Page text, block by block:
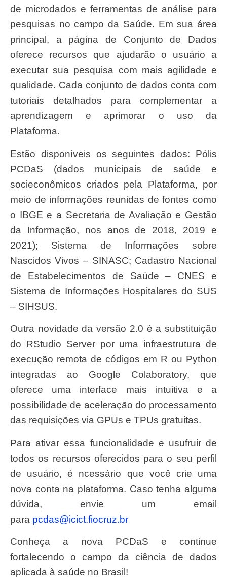
de microdados e ferramentas de análise para
pesquisas no campo da Saúde. Em sua área
principal, a página de Conjunto de Dados
oferece recursos que ajudarão o usuário a
executar sua pesquisa com mais agilidade e
qualidade. Cada conjunto de dados conta com
tutoriais detalhados para complementar a
aprendizagem e aprimorar o uso da
Plataforma.
Estão disponíveis os seguintes dados: Pólis
PCDaS (dados municipais de saúde e
socieconômicos criados pela Plataforma, por
meio de informações reunidas de fontes como
o IBGE e a Secretaria de Avaliação e Gestão
da Informação, nos anos de 2018, 2019 e
2021); Sistema de Informações sobre
Nascidos Vivos – SINASC; Cadastro Nacional
de Estabelecimentos de Saúde – CNES e
Sistema de Informações Hospitalares do SUS
– SIHSUS.
Outra novidade da versão 2.0 é a substituição
do RStudio Server por uma infraestrutura de
execução remota de códigos em R ou Python
integradas ao Google Colaboratory, que
oferece uma interface mais intuitiva e a
possibilidade de aceleração do processamento
das requisições via GPUs e TPUs gratuitas.
Para ativar essa funcionalidade e usufruir de
todos os recursos oferecidos para o seu perfil
de usuário, é ncessário que você crie uma
nova conta na plataforma. Caso tenha alguma
dúvida, envie um email
para pcdas@icict.fiocruz.br
Conheça a nova PCDaS e continue
fortalecendo o campo da ciência de dados
aplicada à saúde no Brasil!